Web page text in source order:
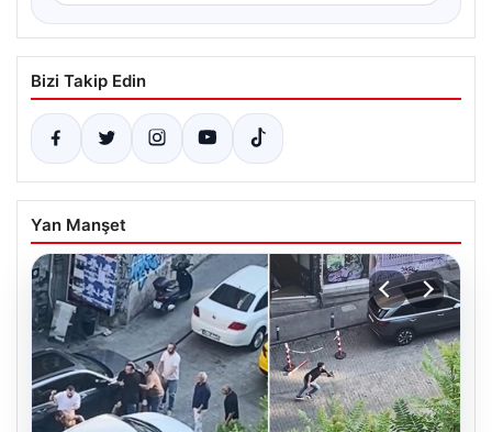
Bizi Takip Edin
Yan Manşet